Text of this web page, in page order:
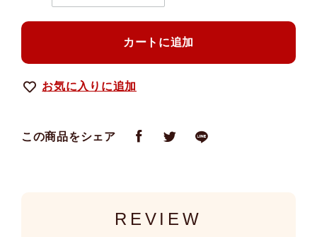
カートに追加
お気に入りに追加
この商品をシェア
REVIEW